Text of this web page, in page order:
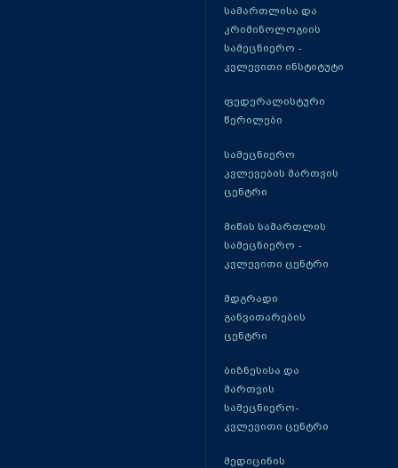
სამართლისა და
კრიმინოლოგიის
სამეცნიერო -
კვლევითი ინსტიტუტი
ფედერალისტური
წერილები
სამეცნიერო
კვლევების მართვის
ცენტრი
მიწის სამართლის
სამეცნიერო -
კვლევითი ცენტრი
მდგრადი
განვითარების
ცენტრი
ბიზნესისა და
მართვის
სამეცნიერო-
კვლევითი ცენტრი
მედიცინის